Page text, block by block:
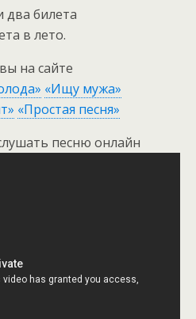
билета
в лето.
на сайте
«Ищу мужа»
«Простая песня»
песню онлайн